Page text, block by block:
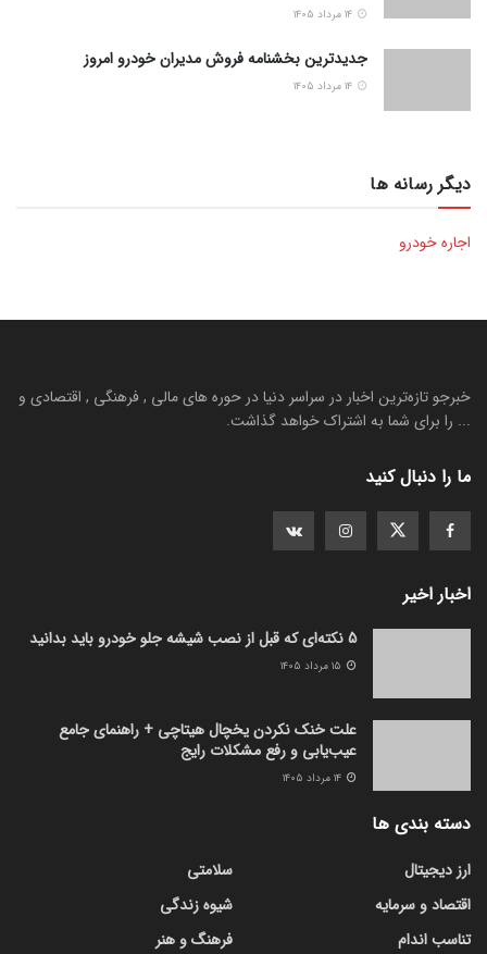
جدیدترین بخشنامه فروش مدیران خودرو امروز
دیگر رسانه ها
اجاره خودرو
خبرجو تازه‌ترین اخبار در سراسر دنیا در حوره های مالی , فرهنگی , اقتصادی و
... را برای شما به اشتراک خواهد گذاشت.
ما را دنبال کنید
اخبار اخیر
5 نکته‌ای که قبل از نصب شیشه جلو خودرو باید بدانید
علت خنک نکردن یخچال هیتاچی + راهنمای جامع
عیب‌یابی و رفع مشکلات رایج
دسته بندی ها
ارز دیجیتال
اقتصاد و سرمایه
تناسب اندام
سلامتی
شیوه زندگی
فرهنگ و هنر